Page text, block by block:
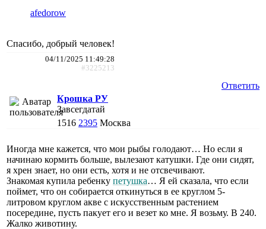
afedorow
Спасибо, добрый человек!
04/11/2025 11:49:28
#3225213
Ответить
Крошка РУ
Завсегдатай
1516 2395 Москва
Иногда мне кажется, что мои рыбы голодают… Но если я
начинаю кормить больше, вылезают катушки. Где они сидят,
я хрен знает, но они есть, хотя и не отсвечивают.
Знакомая купила ребенку петушка… Я ей сказала, что если
поймет, что он собирается откинуться в ее круглом 5-
литровом круглом акве с искусственным растением
посередине, пусть пакует его и везет ко мне. Я возьму. В 240.
Жалко животину.